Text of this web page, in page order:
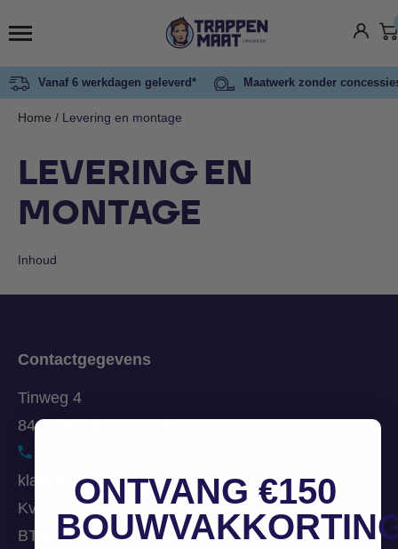
Vanaf 6 werkdagen geleverd* Maatwerk zonder
Home / Levering en montage
LEVERING EN
MONTAGE
Inhoud
Contactgegevens
Tinweg 4
8445 PD Heerenveen
klantenservice@trappenmaat.nl
KvK: 01037737
BTW: NL002542493B01
ONTVANG €150